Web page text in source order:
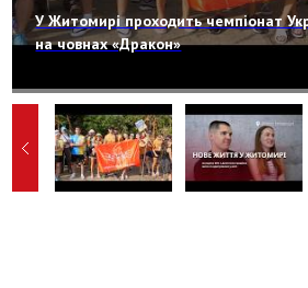
У Житомирі проходить чемпіонат
на човнах «Дракон»